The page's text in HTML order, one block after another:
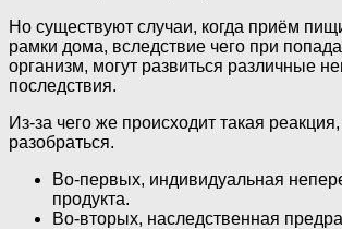
Но существуют случаи, когда приём
рамки дома, вследствие чего при
организм, могут развиться различные
последствия.
Из-за чего же происходит такая
разобраться.
Во-первых, индивидуальная
продукта.
Во-вторых, наследственная